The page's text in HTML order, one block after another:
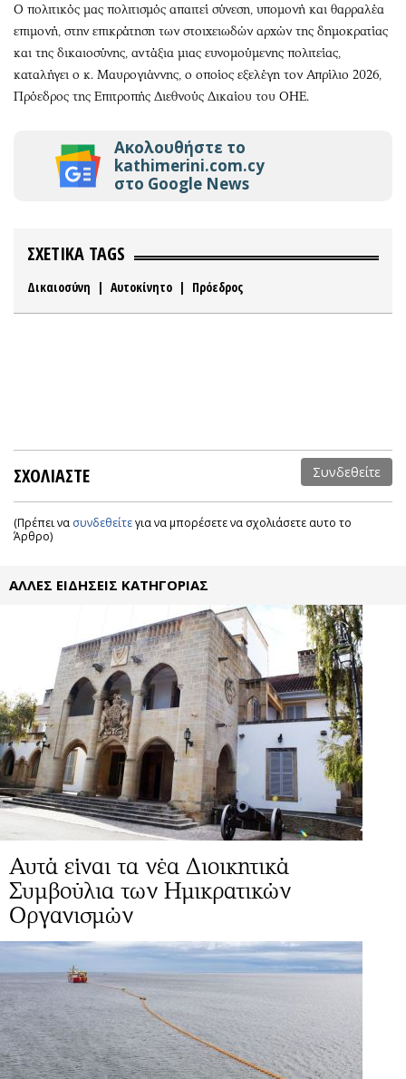
Ο πολιτικός μας πολιτισμός απαιτεί σύνεση, υπομονή και θαρραλέα
επιμονή, στην επικράτηση των στοιχειωδών αρχών της δημοκρατίας
και της δικαιοσύνης, αντάξια μιας ευνομούμενης πολιτείας,
καταλήγει ο κ. Μαυρογιάννης, ο οποίος εξελέγη τον Απρίλιο 2026,
Πρόεδρος της Επιτροπής Διεθνούς Δικαίου του ΟΗΕ.
Ακολουθήστε το
kathimerini.com.cy
στο Google News
ΣΧΕΤΙΚΑ TAGS
Δικαιοσύνη | Αυτοκίνητο | Πρόεδρος
ΣΧΟΛΙΑΣΤΕ Συνδεθείτε
(Πρέπει να συνδεθείτεγια να μπορέσετε να σχολιάσετε αυτο το
Άρθρο)
ΑΛΛΕΣ ΕΙΔΗΣΕΙΣ ΚΑΤΗΓΟΡΙΑΣ
Αυτά είναι τα νέα Διοικητικά
Συμβούλια των Ημικρατικών
Οργανισμών